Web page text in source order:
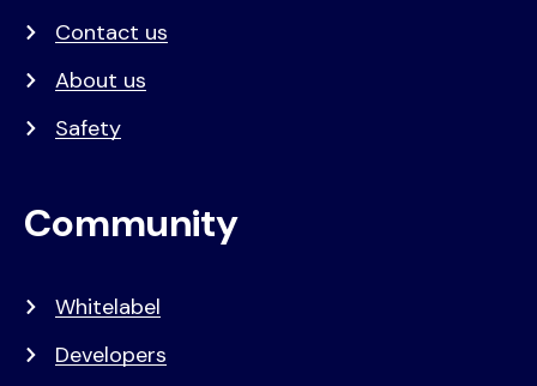
Contact us
About us
Safety
Community
Whitelabel
Developers